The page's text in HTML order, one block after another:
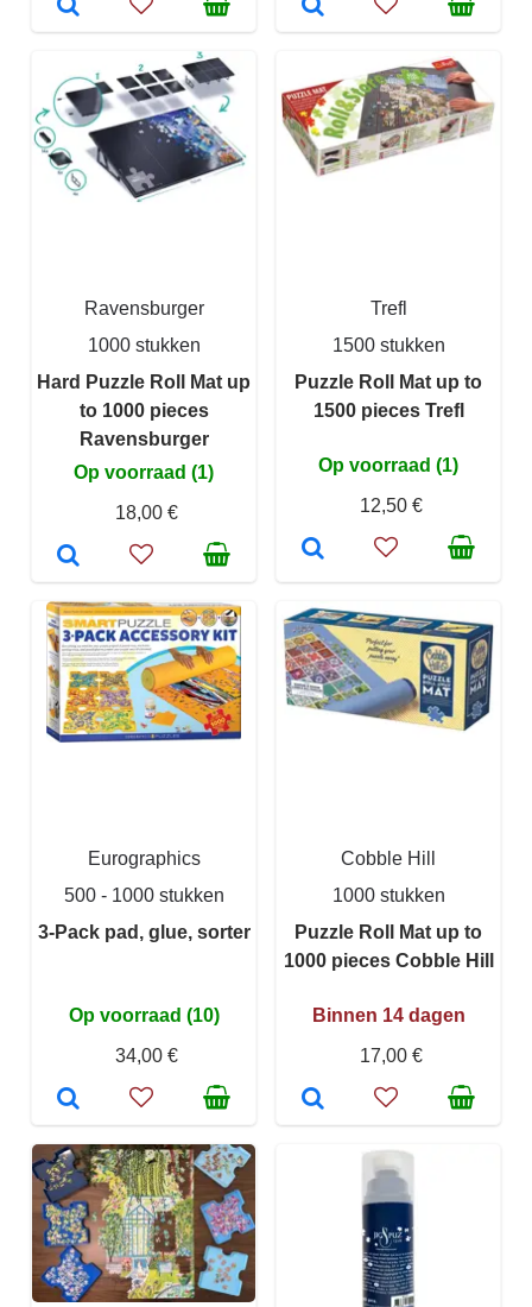
Ravensburger
1000 stukken
Hard Puzzle Roll Mat up
to 1000 pieces
Ravensburger
Op voorraad (1)
18,00 €
Trefl
1500 stukken
Puzzle Roll Mat up to
1500 pieces Trefl
Op voorraad (1)
12,50 €
Eurographics
500 - 1000 stukken
3-Pack pad, glue, sorter
Op voorraad (10)
34,00 €
Cobble Hill
1000 stukken
Puzzle Roll Mat up to
1000 pieces Cobble Hill
Binnen 14 dagen
17,00 €